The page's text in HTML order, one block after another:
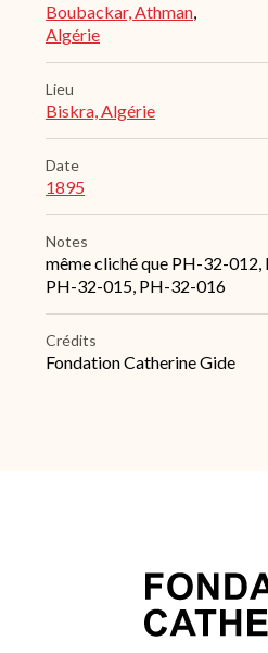
Boubackar, Athman,
Algérie
Lieu
Biskra, Algérie
Date
1895
Notes
même cliché que PH-32-
PH-32-015, PH-32-016
Crédits
Fondation Catherine Gide